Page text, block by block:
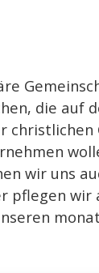
die auf
wir uns
pflegen